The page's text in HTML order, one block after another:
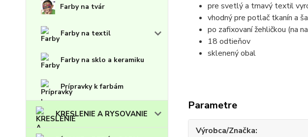
Farby na tvár
Farby na textil
Farby na sklo a keramiku
Prípravky k farbám
KRESLENIE A RYSOVANIE
pre svetlý a tmavý textil
vhodný pre potlač tkanín a
po zafixovaní žehličkou (na
18 odtieňov
sklenený obal
Parametre
Výrobca/Značka